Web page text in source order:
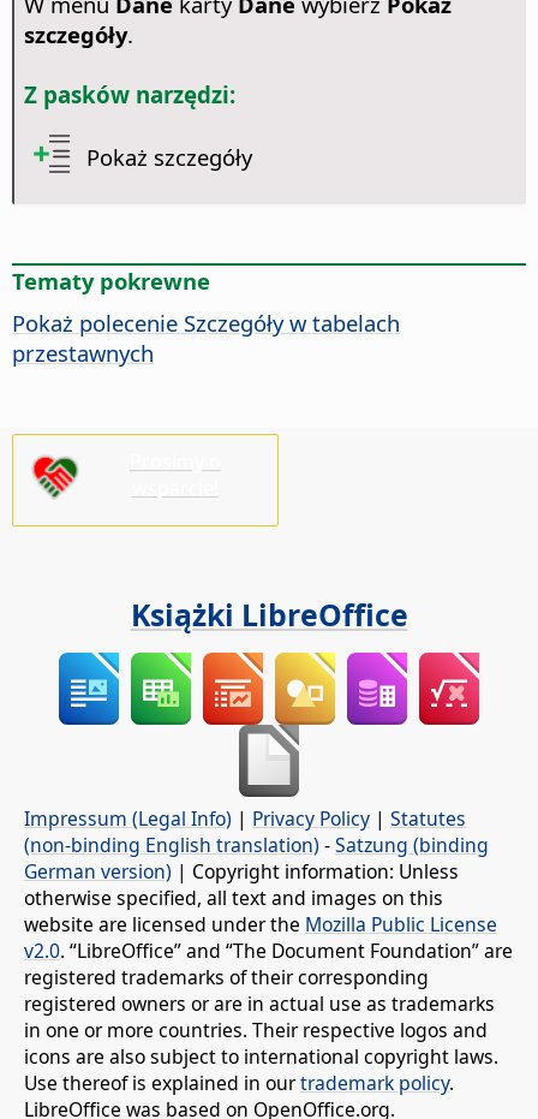
szczegóły.
Z pasków narzędzi:
Pokaż szczegóły
Tematy pokrewne
Pokaż polecenie Szczegóły w tabelach
przestawnych
Książki LibreOffice
Impressum (Legal Info) | Privacy Policy | Statutes
(non-binding English translation) -Satzung (binding
German version) | Copyright information: Unless
otherwise specified, all text and images on this
website are licensed under the Mozilla Public License
v2.0. “LibreOffice” and “The Document Foundation” are
registered trademarks of their corresponding
registered owners or are in actual use as trademarks
in one or more countries. Their respective logos and
icons are also subject to international copyright laws.
Use thereof is explained in ourtrademark policy.
LibreOffice was based on OpenOffice.org.